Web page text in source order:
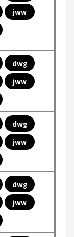
jww
dwg
jww
dwg
jww
dwg
jww